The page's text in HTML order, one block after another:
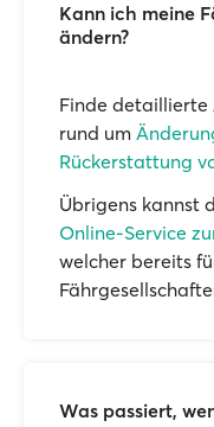
Kann ich meine
ändern?
Finde detaillierte
rund um
Rückerstattung
Übrigens kannst
Online-Service
welcher bereits
Was passiert,